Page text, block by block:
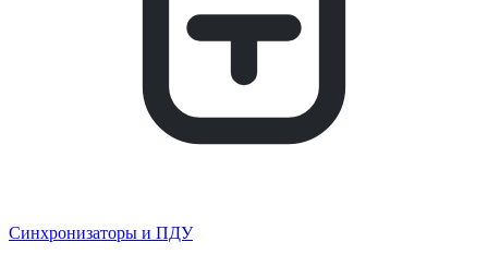
Синхронизаторы и ПДУ